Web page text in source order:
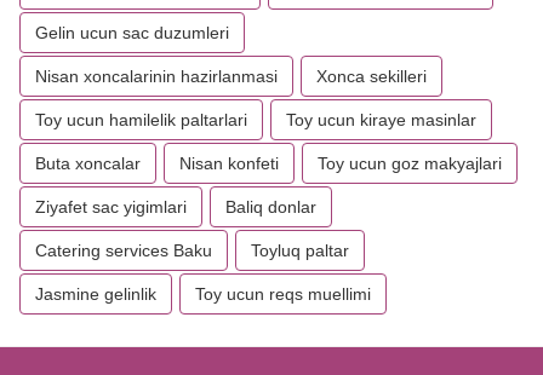
Gelin ucun sac duzumleri
Nisan xoncalarinin hazirlanmasi Xonca sekilleri
Toy ucun hamilelik paltarlari Toy ucun kiraye masinlar
Buta xoncalar Nisan konfeti Toy ucun goz makyajlari
Ziyafet sac yigimlari Baliq donlar
Catering services Baku Toyluq paltar
Jasmine gelinlik Toy ucun reqs muellimi